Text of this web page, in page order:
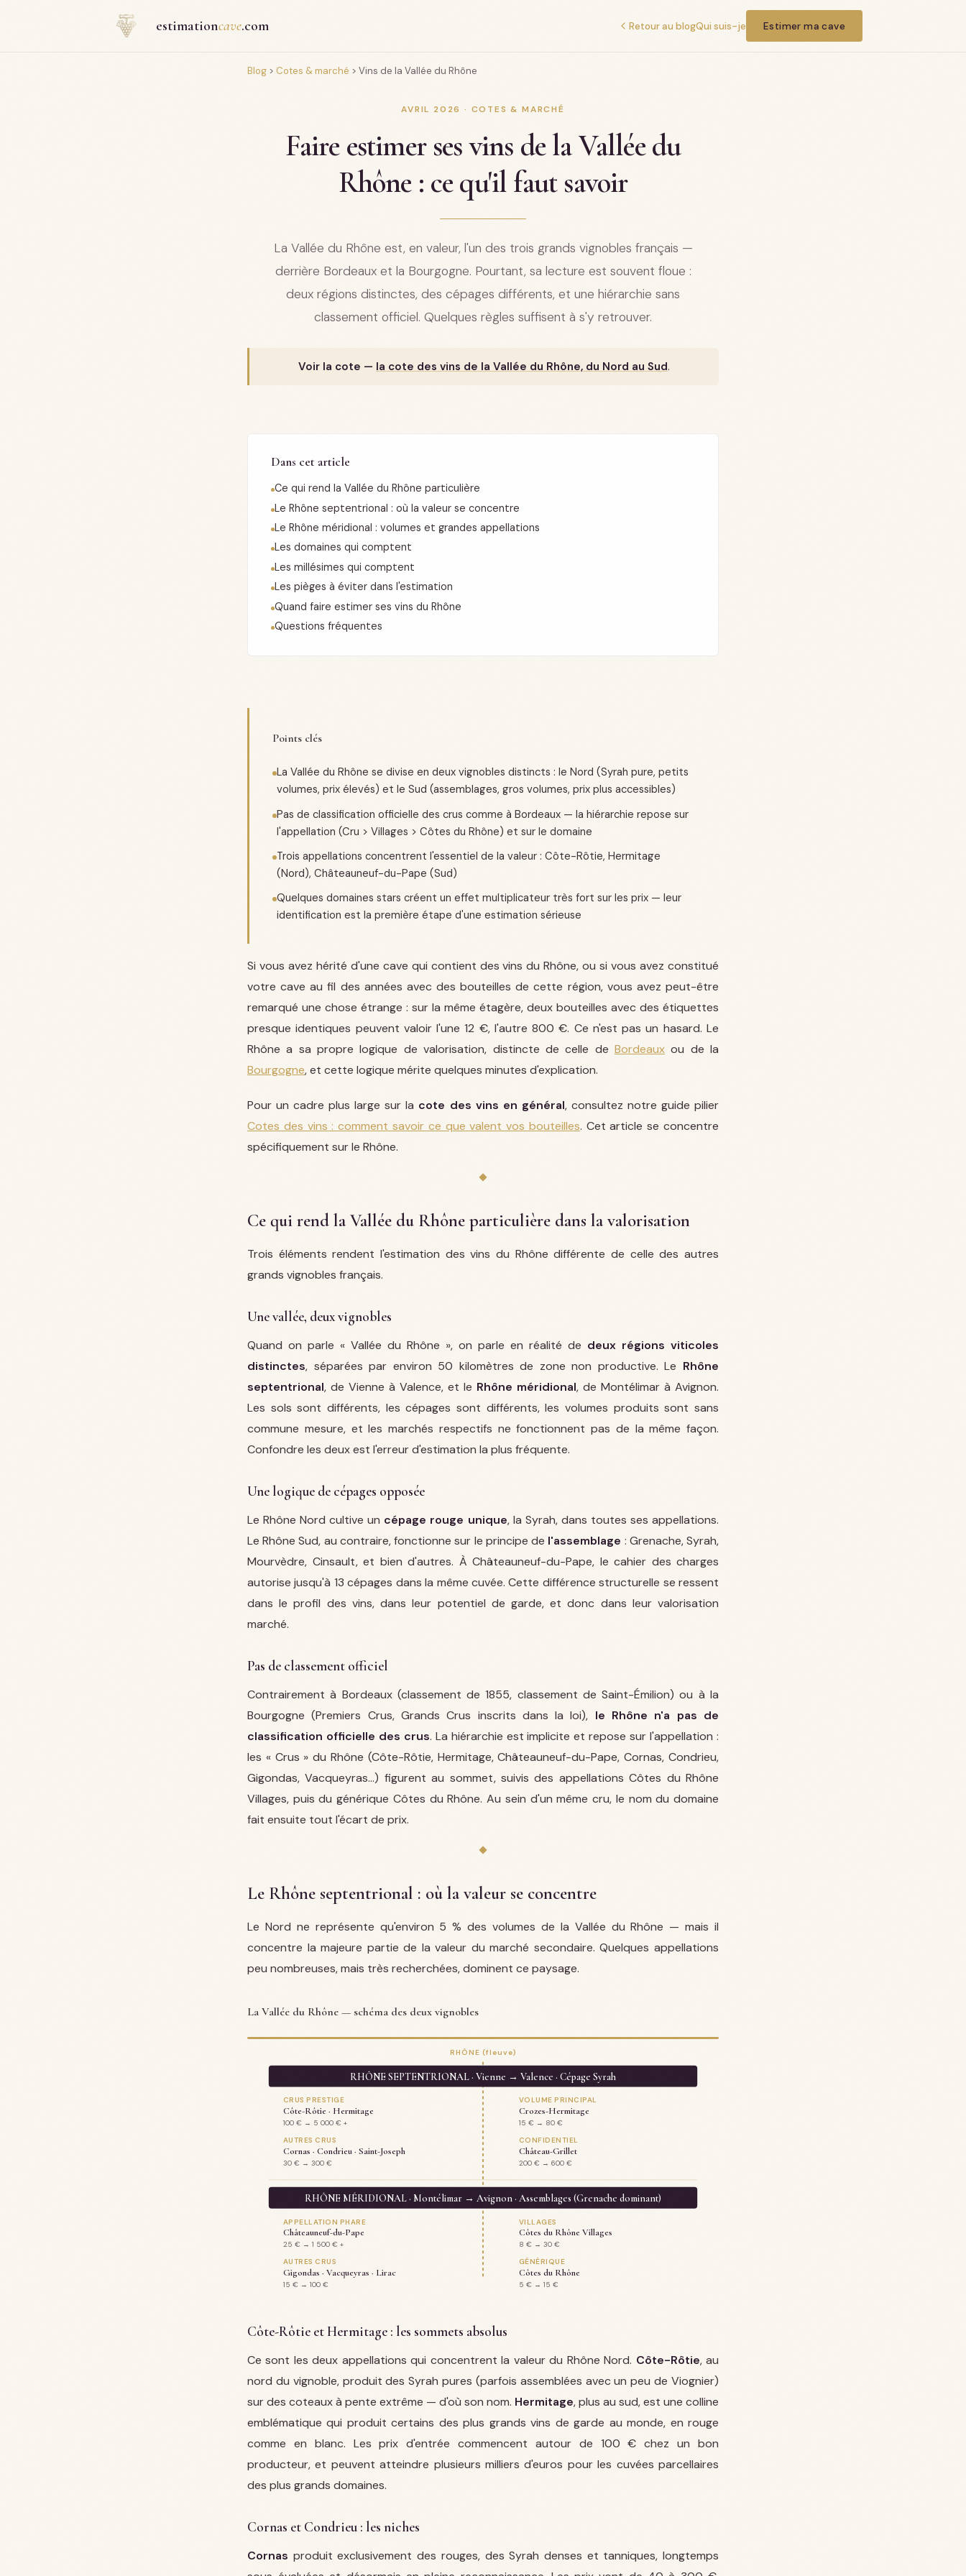
estimationcave.com Retour au blogQui suis-je Estimer ma cave
Blog > Cotes & marché > Vins de la Vallée du Rhône
AVRIL 2026 · COTES & MARCHÉ
Faire estimer ses vins de la Vallée du
Rhône : ce qu'il faut savoir
La Vallée du Rhône est, en valeur, l'un des trois grands vignobles français —
derrière Bordeaux et la Bourgogne. Pourtant, sa lecture est souvent floue :
deux régions distinctes, des cépages différents, et une hiérarchie sans
classement officiel. Quelques règles suffisent à s'y retrouver.
Voir la cote — la cote des vins de la Vallée du Rhône, du Nord au Sud.
Dans cet article
Ce qui rend la Vallée du Rhône particulière
Le Rhône septentrional : où la valeur se concentre
Le Rhône méridional : volumes et grandes appellations
Les domaines qui comptent
Les millésimes qui comptent
Les pièges à éviter dans l'estimation
Quand faire estimer ses vins du Rhône
Questions fréquentes
Points clés
La Vallée du Rhône se divise en deux vignobles distincts : le Nord (Syrah pure, petits
volumes, prix élevés) et le Sud (assemblages, gros volumes, prix plus accessibles)
Pas de classification officielle des crus comme à Bordeaux — la hiérarchie repose sur
l'appellation (Cru > Villages > Côtes du Rhône) et sur le domaine
Trois appellations concentrent l'essentiel de la valeur : Côte-Rôtie, Hermitage
(Nord), Châteauneuf-du-Pape (Sud)
Quelques domaines stars créent un effet multiplicateur très fort sur les prix — leur
identification est la première étape d'une estimation sérieuse
Si vous avez hérité d'une cave qui contient des vins du Rhône, ou si vous avez constitué
votre cave au fil des années avec des bouteilles de cette région, vous avez peut-être
remarqué une chose étrange : sur la même étagère, deux bouteilles avec des étiquettes
presque identiques peuvent valoir l'une 12 €, l'autre 800 €. Ce n'est pas un hasard. Le
Rhône a sa propre logique de valorisation, distincte de celle de Bordeauxou de la
Bourgogne, et cette logique mérite quelques minutes d'explication.
Pour un cadre plus large sur la cote des vins en général, consultez notre guide pilier
Cotes des vins : comment savoir ce que valent vos bouteilles. Cet article se concentre
spécifiquement sur le Rhône.
Ce qui rend la Vallée du Rhône particulière dans la valorisation
Trois éléments rendent l'estimation des vins du Rhône différente de celle des autres
grands vignobles français.
Une vallée, deux vignobles
Quand on parle « Vallée du Rhône », on parle en réalité de deux régions viticoles
distinctes, séparées par environ 50 kilomètres de zone non productive. Le Rhône
septentrional, de Vienne à Valence, et le Rhône méridional, de Montélimar à Avignon.
Les sols sont différents, les cépages sont différents, les volumes produits sont sans
commune mesure, et les marchés respectifs ne fonctionnent pas de la même façon.
Confondre les deux est l'erreur d'estimation la plus fréquente.
Une logique de cépages opposée
Le Rhône Nord cultive un cépage rouge unique, la Syrah, dans toutes ses appellations.
Le Rhône Sud, au contraire, fonctionne sur le principe de l'assemblage : Grenache, Syrah,
Mourvèdre, Cinsault, et bien d'autres. À Châteauneuf-du-Pape, le cahier des charges
autorise jusqu'à 13 cépages dans la même cuvée. Cette différence structurelle se ressent
dans le profil des vins, dans leur potentiel de garde, et donc dans leur valorisation
marché.
Pas de classement officiel
Contrairement à Bordeaux (classement de 1855, classement de Saint-Émilion) ou à la
Bourgogne (Premiers Crus, Grands Crus inscrits dans la loi), le Rhône n'a pas de
classification officielle des crus. La hiérarchie est implicite et repose sur l'appellation :
les « Crus » du Rhône (Côte-Rôtie, Hermitage, Châteauneuf-du-Pape, Cornas, Condrieu,
Gigondas, Vacqueyras…) figurent au sommet, suivis des appellations Côtes du Rhône
Villages, puis du générique Côtes du Rhône. Au sein d'un même cru, le nom du domaine
fait ensuite tout l'écart de prix.
Le Rhône septentrional : où la valeur se concentre
Le Nord ne représente qu'environ 5 % des volumes de la Vallée du Rhône — mais il
concentre la majeure partie de la valeur du marché secondaire. Quelques appellations
peu nombreuses, mais très recherchées, dominent ce paysage.
La Vallée du Rhône — schéma des deux vignobles
RHÔNE (fleuve)
RHÔNE SEPTENTRIONAL · Vienne → Valence · Cépage Syrah
CRUS PRESTIGE
Côte-Rôtie · Hermitage
100 € → 5 000 € +
AUTRES CRUS
Cornas · Condrieu · Saint-Joseph
30 € → 300 €
VOLUME PRINCIPAL
Crozes-Hermitage
15 € → 80 €
CONFIDENTIEL
Château-Grillet
200 € → 600 €
RHÔNE MÉRIDIONAL · Montélimar → Avignon · Assemblages (Grenache dominant)
APPELLATION PHARE
Châteauneuf-du-Pape
25 € → 1 500 € +
AUTRES CRUS
Gigondas · Vacqueyras · Lirac
15 € → 100 €
VILLAGES
Côtes du Rhône Villages
8 € → 30 €
GÉNÉRIQUE
Côtes du Rhône
5 € → 15 €
Côte-Rôtie et Hermitage : les sommets absolus
Ce sont les deux appellations qui concentrent la valeur du Rhône Nord. Côte-Rôtie, au
nord du vignoble, produit des Syrah pures (parfois assemblées avec un peu de Viognier)
sur des coteaux à pente extrême — d'où son nom. Hermitage, plus au sud, est une colline
emblématique qui produit certains des plus grands vins de garde au monde, en rouge
comme en blanc. Les prix d'entrée commencent autour de 100 € chez un bon
producteur, et peuvent atteindre plusieurs milliers d'euros pour les cuvées parcellaires
des plus grands domaines.
Cornas et Condrieu : les niches
Cornas produit exclusivement des rouges, des Syrah denses et tanniques, longtemps